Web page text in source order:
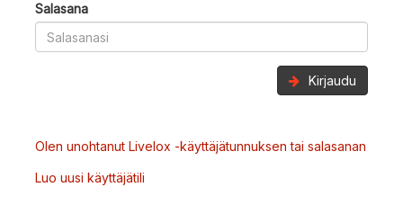
Salasana
Kirjaudu
Olen unohtanut Livelox -käyttäjätunnuksen tai salasanan
Luo uusi käyttäjätili